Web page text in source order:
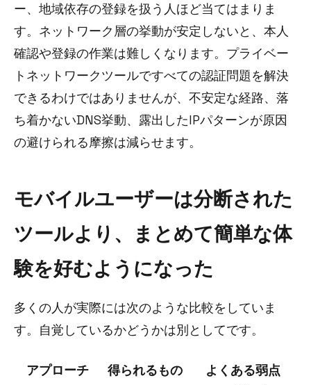
ー、地域依存の登録を扱う人ほど当てはまりま
す。ネットワーク層の挙動が安定しないと、本人
確認や登録の作業は難しくなります。プライベー
トネットワークツールですべての認証問題を解決
できるわけではありませんが、不安定な経路、落
ち着かないDNS挙動、露出したIPパターンが原因
の避けられる摩擦は減らせます。
モバイルユーザーは分断された
ツールより、まとめて簡単な体
験を好むようになった
多くの人が実際には次のような比較をしていま
す。自覚しているかどうかは別としてです。
アプローチ 得られるもの よくある弱点